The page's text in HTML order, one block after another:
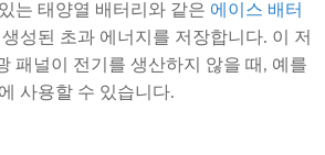
는 태양열 배터리와 같은 에이스 배터
성된 초과 에너지를 저장합니다. 이 저
패널이 전기를 생산하지 않을 때, 예를
사용할 수 있습니다.